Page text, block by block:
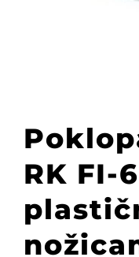
RK FI-